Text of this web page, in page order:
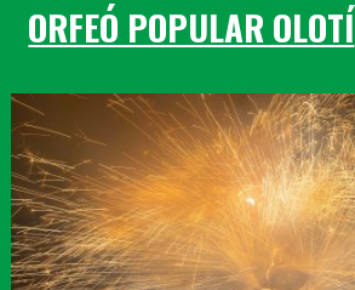
ORFEÓ POPULAR OLOTÍ